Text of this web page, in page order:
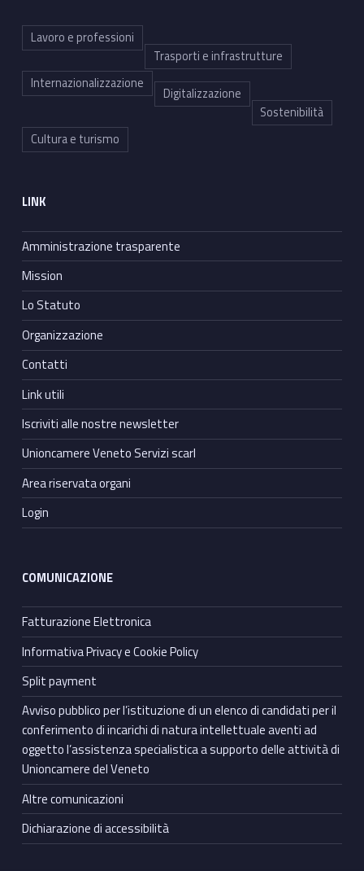
Lavoro e professioni
Trasporti e infrastrutture
Internazionalizzazione
Digitalizzazione
Sostenibilità
Cultura e turismo
LINK
Amministrazione trasparente
Mission
Lo Statuto
Organizzazione
Contatti
Link utili
Iscriviti alle nostre newsletter
Unioncamere Veneto Servizi scarl
Area riservata organi
Login
COMUNICAZIONE
Fatturazione Elettronica
Informativa Privacy e Cookie Policy
Split payment
Avviso pubblico per l’istituzione di un elenco di candidati per il
conferimento di incarichi di natura intellettuale aventi ad
oggetto l’assistenza specialistica a supporto delle attività di
Unioncamere del Veneto
Altre comunicazioni
Dichiarazione di accessibilità